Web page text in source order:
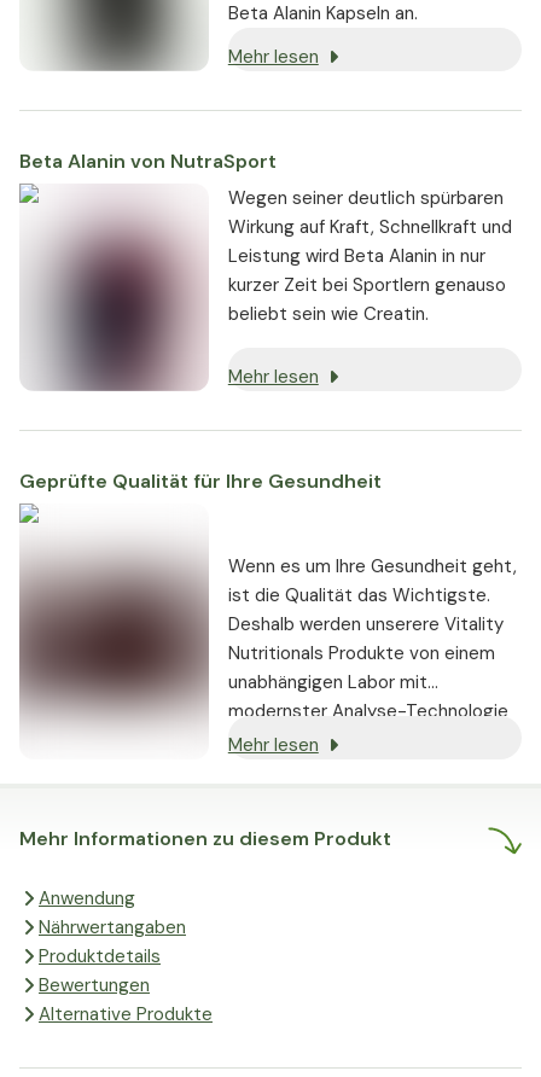
Beta Alanin Kapseln an.
Mehr lesen
Beta Alanin von NutraSport
Wegen seiner deutlich spürbaren
Wirkung auf Kraft, Schnellkraft und
Leistung wird Beta Alanin in nur
kurzer Zeit bei Sportlern genauso
beliebt sein wie Creatin.
Mehr lesen
Mehr Informationen zu diesem Produkt
Anwendung
Nährwertangaben
Produktdetails
Bewertungen
Alternative Produkte
Geprüfte Qualität für Ihre Gesundheit
Wenn es um Ihre Gesundheit geht,
ist die Qualität das Wichtigste.
Deshalb werden unserere Vitality
Nutritionals Produkte von einem
unabhängigen Labor mit
modernster Analyse-Technologie
auf ihren Wirkstoffgehalt und ihre
angegebenen Werte stimmen.
Mehr lesen